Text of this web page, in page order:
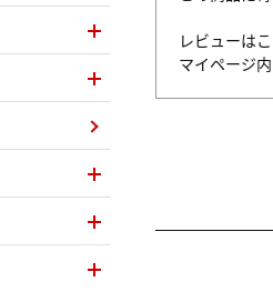
レビューは
マイページ